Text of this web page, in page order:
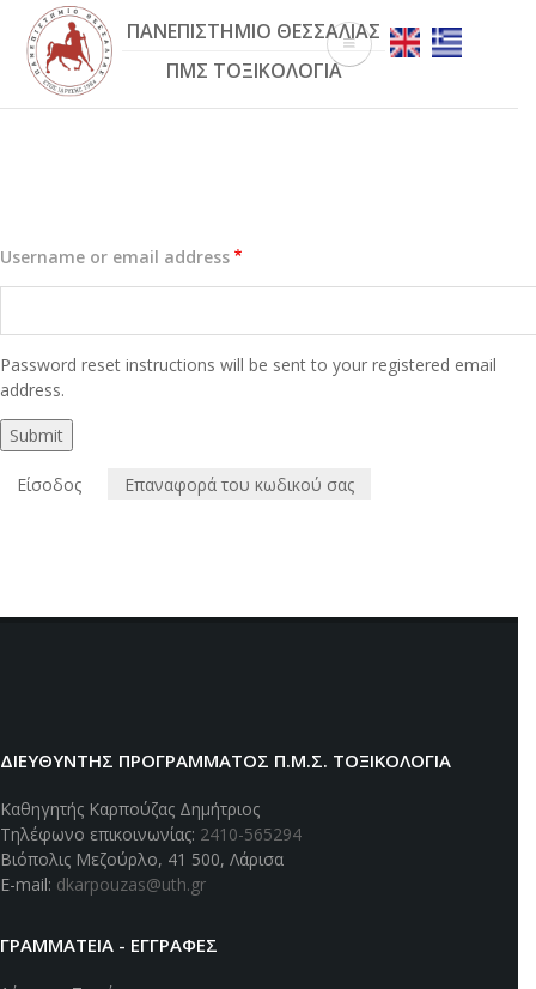
Παράκαμψη
προς
κυρίως
περιεχόμενο
ΠΑΝΕΠΙΣΤΗΜΙΟ ΘΕΣΣΑΛΙΑΣ
ΠΜΣ ΤΟΞΙΚΟΛΟΓΙΑ
Username or email address
Password reset instructions will be sent to your registered email
address.
Πρωτεύουσες
Είσοδος Επαναφορά του κωδικού σας
ΔΙΕΥΘΥΝΤΗΣ ΠΡΟΓΡΑΜΜΑΤΟΣ Π.Μ.Σ. ΤΟΞΙΚΟΛΟΓΊΑ
Καθηγητής Καρπούζας Δημήτριος
Τηλέφωνο επικοινωνίας: 2410-565294
Βιόπολις Μεζούρλο, 41 500, Λάρισα
E-mail: dkarpouzas@uth.gr
ΓΡΑΜΜΑΤΕΙΑ - ΕΓΓΡΑΦΕΣ